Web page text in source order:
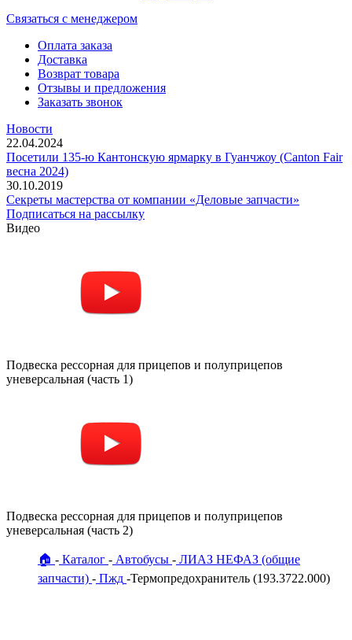
Cвязаться с менеджером
Оплата заказа
Доставка
Возврат товара
Отзывы и предложения
Заказать звонок
Новости
22.04.2024
Посетили 135-ю Кантонскую ярмарку в Гуанчжоу (Canton Fair
весна 2024)
30.10.2019
Секреты мастерства от компании «Деловые запчасти»
Подписаться на рассылку
Видео
Подвеска рессорная для прицепов и полуприцепов
уневерсальная (часть 1)
Подвеска рессорная для прицепов и полуприцепов
уневерсальная (часть 2)
🏠 Каталог Автобусы
ЛИАЗ НЕФАЗ (общие
запчасти)
Пжд Термопредохранитель (193.3722.000)